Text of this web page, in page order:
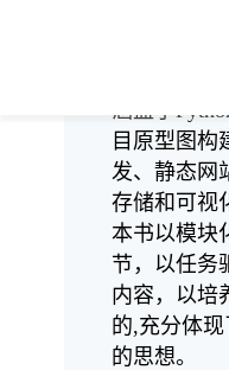
涵盖了
目原型图构
发、静态网
存储和可视
本书以模块
节，以任务
内容，以培
的,充分体
的思想。